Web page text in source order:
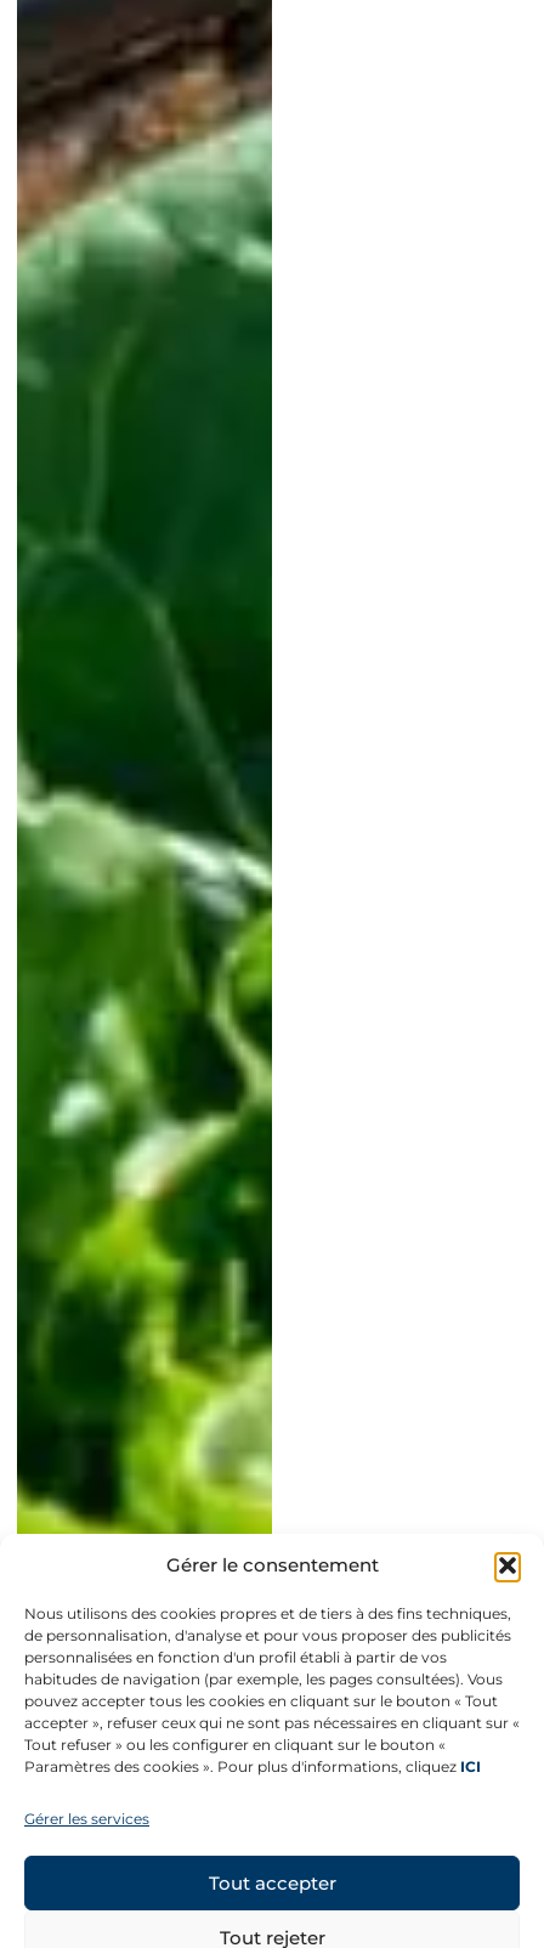
Gérer le consentement
Nous utilisons des cookies propres et de tiers à des fins techniques,
de personnalisation, d'analyse et pour vous proposer des publicités
personnalisées en fonction d'un profil établi à partir de vos
habitudes de navigation (par exemple, les pages consultées). Vous
pouvez accepter tous les cookies en cliquant sur le bouton « Tout
accepter », refuser ceux qui ne sont pas nécessaires en cliquant sur «
Tout refuser » ou les configurer en cliquant sur le bouton «
Paramètres des cookies ». Pour plus d'informations, cliquez ICI
Gérer les services
Tout accepter
Tout rejeter